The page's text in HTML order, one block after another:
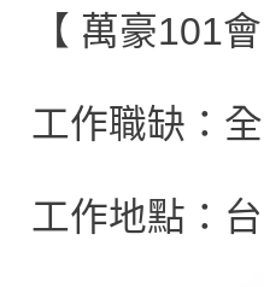
【 萬豪101
工作職缺：
工作地點：